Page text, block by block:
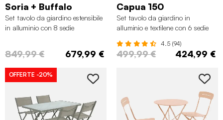
Soria + Buffalo
Set tavolo da giardino estensibile
in alluminio con 8 sedie
849,99 € 679,99 €
Capua 150
Set tavolo da giardino in
alluminio e textilene con 6 sedie
4.5 (94)
499,99 € 424,99 €
OFFERTE -20%